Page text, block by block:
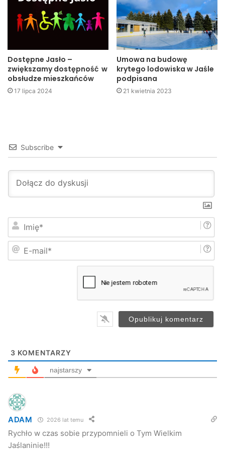
order powiat zasługi
Dostępne Jasło –
zwiększamy dostępność w
obsłudze mieszkańców
17 lipca 2024
Umowa na budowę
krytego lodowiska w Jaśle
podpisana
21 kwietnia 2023
Subscribe
i
m
3 KOMENTARZY
najstarszy
ADAM 2026 lat temu
Rychło w czas sobie przypomnieli o Tym Wielkim
Jaślaninie!!!